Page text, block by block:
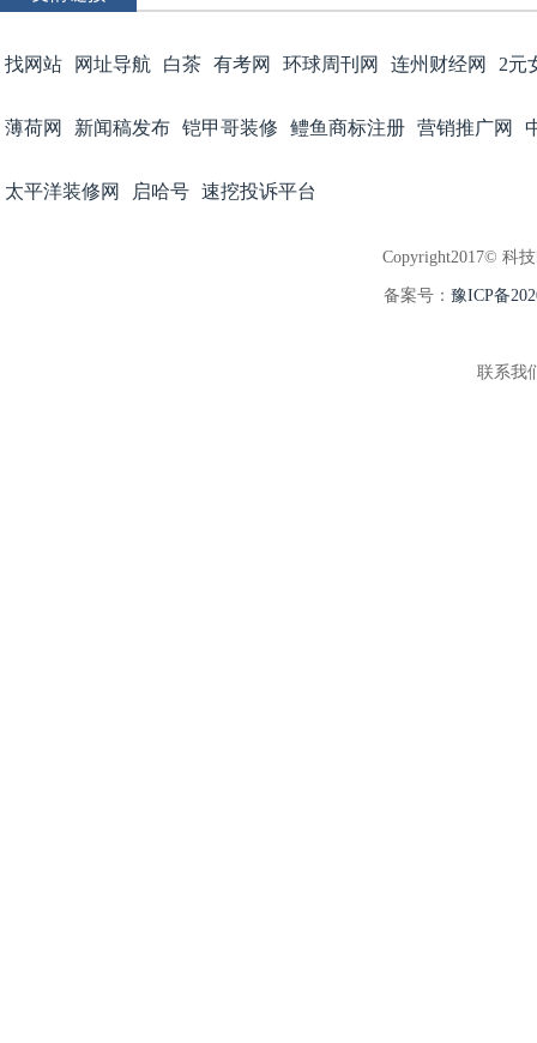
找网站 网址导航 白茶 有考网 环球周刊网 连州财经网 2元
薄荷网 新闻稿发布 铠甲哥装修 鳢鱼商标注册 营销推广网
太平洋装修网 启哈号 速挖投诉平台
Copyright2017© 科
备案号： 豫ICP备
联系我